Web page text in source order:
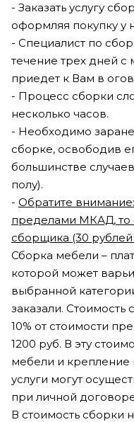
- Заказать услугу
оформляя покупку у
- Специалист по
течение трех дней с
приедет к Вам в
- Процесс сборки
несколько часов.
- Необходимо
сборке, освободив
большинстве
полу).
- Обратите
пределами МКАД, то
сборщика (30 рублей
Сборка мебели –
которой может
выбранной
заказали. Стоимость
10% от стоимости
1200 руб. В эту
мебели и крепление
услуги могут
при личной
В стоимость сборки